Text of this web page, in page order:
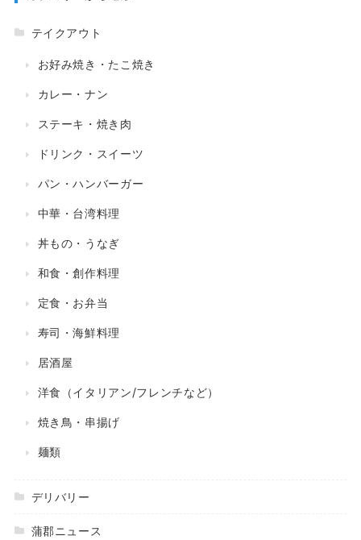
テイクアウト
お好み焼き・たこ焼き
カレー・ナン
ステーキ・焼き肉
ドリンク・スイーツ
パン・ハンバーガー
中華・台湾料理
丼もの・うなぎ
和食・創作料理
定食・お弁当
寿司・海鮮料理
居酒屋
洋食（イタリアン/フレンチなど）
焼き鳥・串揚げ
麺類
デリバリー
蒲郡ニュース